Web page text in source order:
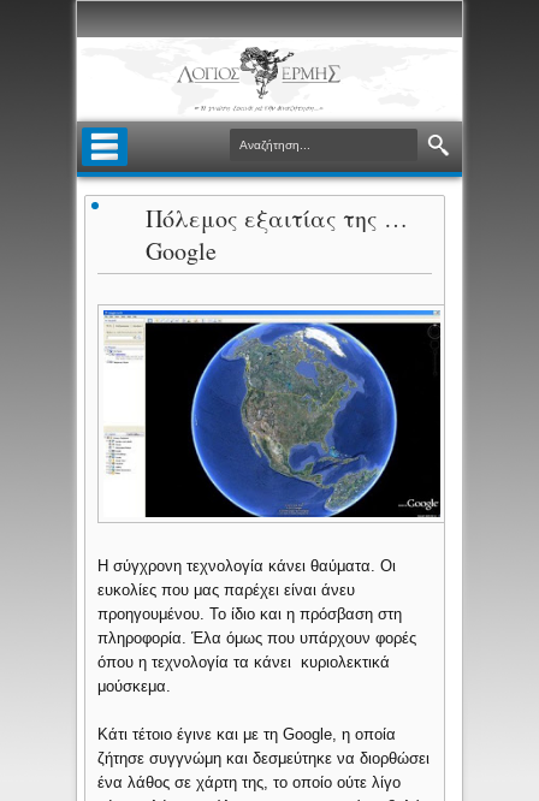
Πόλεμος εξαιτίας της …
Google
Η σύγχρονη τεχνολογία κάνει θαύματα. Οι
ευκολίες που μας παρέχει είναι άνευ
προηγουμένου. Το ίδιο και η πρόσβαση στη
πληροφορία. Έλα όμως που υπάρχουν φορές
όπου η τεχνολογία τα κάνει κυριολεκτικά
μούσκεμα.
Κάτι τέτοιο έγινε και με τη Google, η οποία
ζήτησε συγγνώμη και δεσμεύτηκε να διορθώσει
ένα λάθος σε χάρτη της, το οποίο ούτε λίγο